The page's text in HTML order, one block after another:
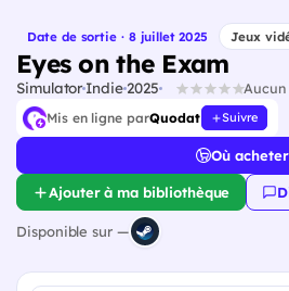
Date de sortie · 8 juillet 2025 Jeux
Eyes on the Exam
Simulator Indie 2025 Aucun
Mis en ligne parQuodat Suivre
Où acheter
Ajouter à ma bibliothèque
Disponible sur —